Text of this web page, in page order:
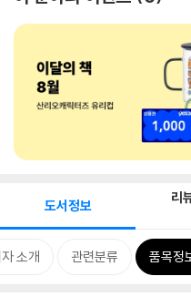
도서정보 리
소개 관련분류 품목정